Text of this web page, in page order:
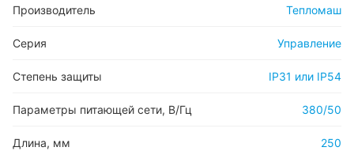
Производитель Тепломаш
Серия Управление
Степень защиты IP31 или IP54
Параметры питающей сети, В/Гц 380/50
Длина, мм 250